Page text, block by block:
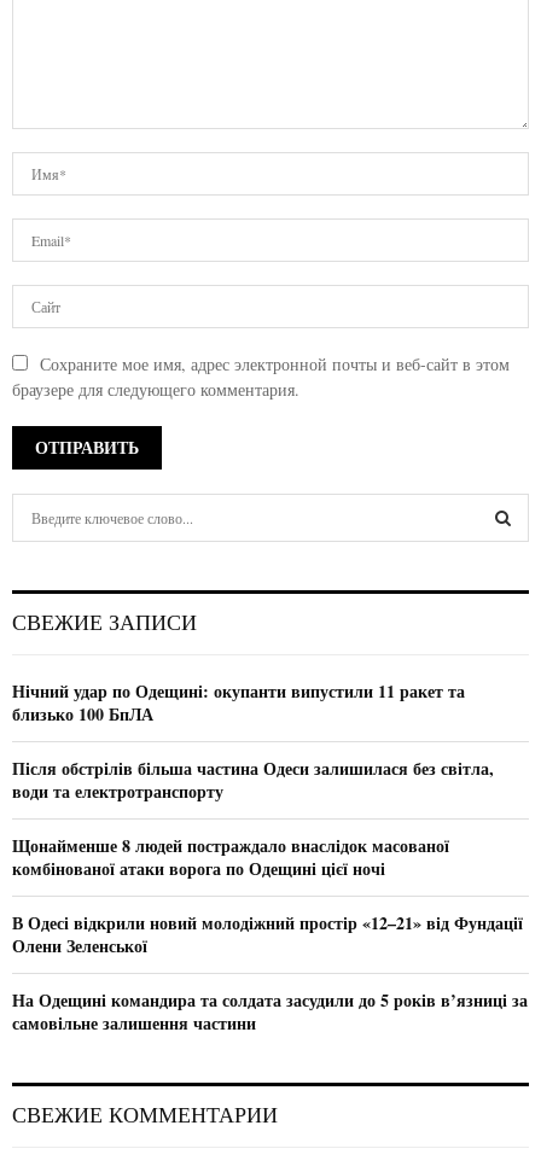
Сохраните мое имя, адрес электронной почты и веб-сайт в этом
браузере для следующего комментария.
h
o
r
СВЕЖИЕ ЗАПИСИ
Нічний удар по Одещині: окупанти випустили 11 ракет та
близько 100 БпЛА
Після обстрілів більша частина Одеси залишилася без світла,
води та електротранспорту
Щонайменше 8 людей постраждало внаслідок масованої
комбінованої атаки ворога по Одещині цієї ночі
В Одесі відкрили новий молодіжний простір «12–21» від Фундації
Олени Зеленської
На Одещині командира та солдата засудили до 5 років в’язниці за
самовільне залишення частини
СВЕЖИЕ КОММЕНТАРИИ